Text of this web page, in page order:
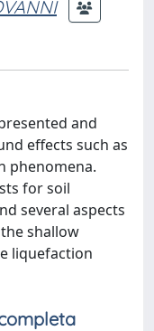
and
effects such as
phenomena.
for soil
several aspects
shallow
liquefaction